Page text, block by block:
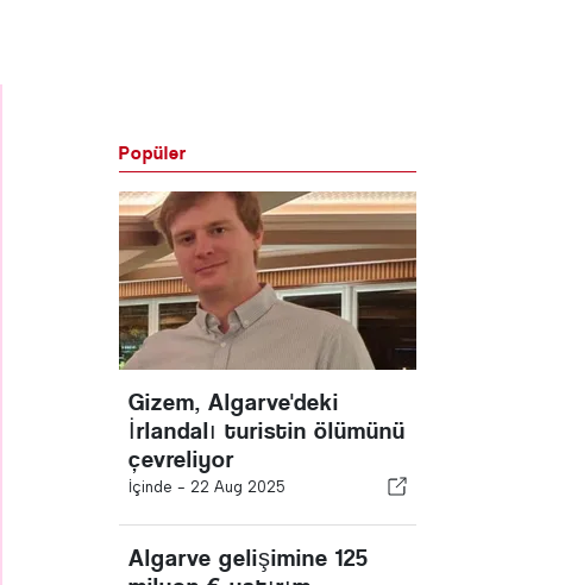
Popüler
Gizem, Algarve'deki
İrlandalı turistin ölümünü
çevreliyor
İçinde - 22 Aug 2025
Algarve gelişimine 125